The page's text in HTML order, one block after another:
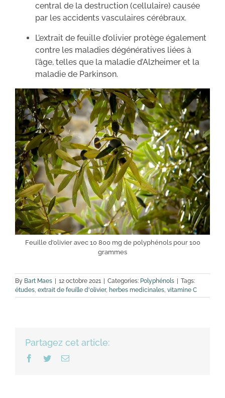
central de la destruction (cellulaire) causée
par les accidents vasculaires cérébraux.
L’extrait de feuille d’olivier protège également
contre les maladies dégénératives liées à
l’âge, telles que la maladie d’Alzheimer et la
maladie de Parkinson.
Feuille d’olivier avec 10 800 mg de polyphénols pour 100
grammes
By Bart Maes 12 octobre 2021 Categories: Polyphénols
Tags:
études, extrait de feuille d'olivier, herbes medicinales, vitamine C
Partagez cet article:
Facebook
TwitterEmail